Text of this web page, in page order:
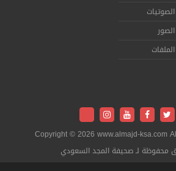
الصوتيات
الصور
الملفات
Copyright © 2026 www.almajd-ksa.com
محفوظة لـ صحيفة المجد السعودي